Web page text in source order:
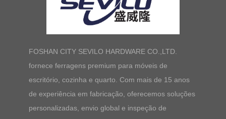
FOSHAN CITY SEVILO HARDWARE CO.,LTD.
fornece ferragens premium para móveis de
escritório, cozinha e quarto. Com mais de 15 anos
de experiência em fabricação, oferecemos soluções
personalizadas, envio global e inspeção de